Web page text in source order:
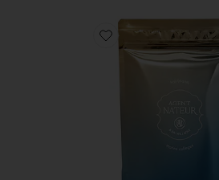
Favorite ДОБАВКА ДЛЯ